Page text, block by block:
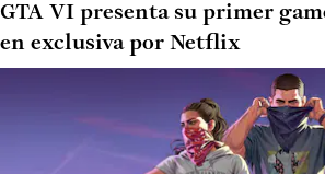
GTA VI presenta su primer
en exclusiva por Netflix